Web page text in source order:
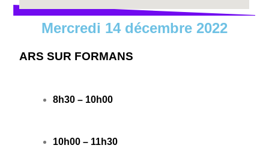
Mercredi 14 décembre 2022
ARS SUR FORMANS
8h30 – 10h00
10h00 – 11h30